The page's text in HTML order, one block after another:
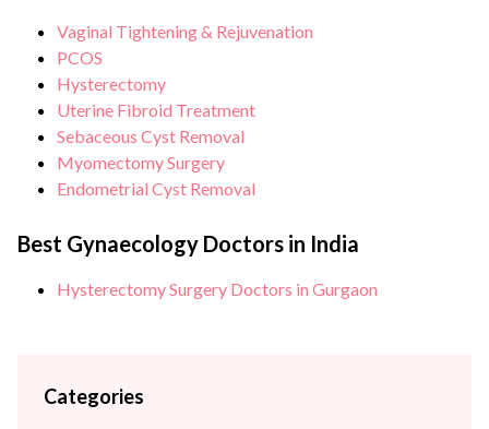
healthcare across all life stages. She has successfully
managed complex cases, led minimally invasive surgical
teams and...
Vaginal Tightening & Rejuvenation
PCOS
Hysterectomy
Uterine Fibroid Treatment
Sebaceous Cyst Removal
Myomectomy Surgery
Endometrial Cyst Removal
Best Gynaecology Doctors in India
Hysterectomy Surgery Doctors in Gurgaon
Categories